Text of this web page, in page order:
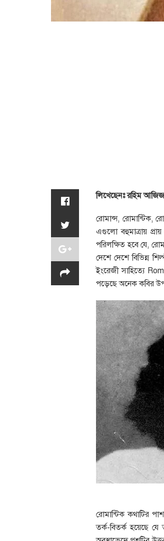
লিখেছেনঃ রহিম আজিজ
রোমান্স, রোমান্টিক,
এগুলো বহুমাত্রায়
পরিলক্ষিত হবে যে,
দেশে দেশে বিভিন্ন
ইংরেজী সাহিত্যে
পড়েছে অনেক কবির
রোমান্টিক কথাটির
তর্ক-বিতর্ক হয়েছে